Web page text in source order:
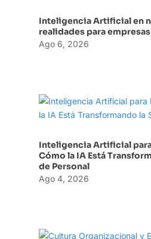
Inteligencia Artificial en
realidades para
Ago 6, 2026
Inteligencia Artificial
Cómo la IA Está
de Personal
Ago 4, 2026